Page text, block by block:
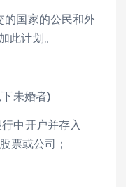
的国家的公民和外
此计划。
未婚者)
中开户并存入
票或公司；